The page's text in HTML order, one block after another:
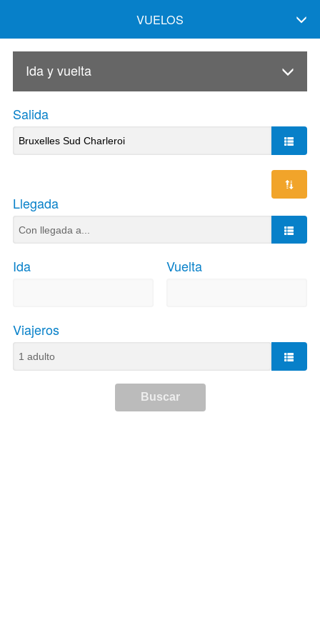
VUELOS
Ida y vuelta
Salida
Llegada
Ida Vuelta
Viajeros
Buscar